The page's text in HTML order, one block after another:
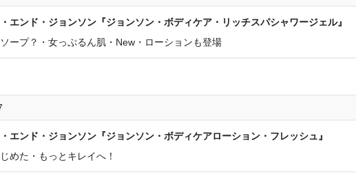
エンド・ジョンソン『ジョンソン・ボディケア・リッチスパシャワージェル』
ープ？・女っぷるん肌・New・ローションも登場
エンド・ジョンソン『ジョンソン・ボディケアローション・フレッシュ』
めた・もっとキレイへ！